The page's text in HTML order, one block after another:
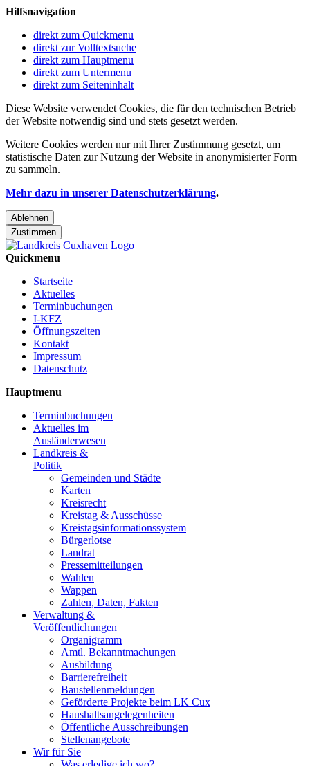
Hilfsnavigation
direkt zum Quickmenu
direkt zur Volltextsuche
direkt zum Hauptmenu
direkt zum Untermenu
direkt zum Seiteninhalt
Diese Website verwendet Cookies, die für den technischen Betrieb
der Website notwendig sind und stets gesetzt werden.
Weitere Cookies werden nur mit Ihrer Zustimmung gesetzt, um
statistische Daten zur Nutzung der Website in anonymisierter Form
zu sammeln.
Mehr dazu in unserer Datenschutzerklärung.
Ablehnen
Zustimmen
Quickmenu
Startseite
Aktuelles
Terminbuchungen
I-KFZ
Öffnungszeiten
Kontakt
Impressum
Datenschutz
Hauptmenu
Terminbuchungen
Aktuelles im
Ausländerwesen
Landkreis &
Politik
Gemeinden und Städte
Karten
Kreisrecht
Kreistag & Ausschüsse
Kreistagsinformationssystem
Bürgerlotse
Landrat
Pressemitteilungen
Wahlen
Wappen
Zahlen, Daten, Fakten
Verwaltung &
Veröffentlichungen
Organigramm
Amtl. Bekanntmachungen
Ausbildung
Barrierefreiheit
Baustellenmeldungen
Geförderte Projekte beim LK Cux
Haushaltsangelegenheiten
Öffentliche Ausschreibungen
Stellenangebote
Wir für Sie